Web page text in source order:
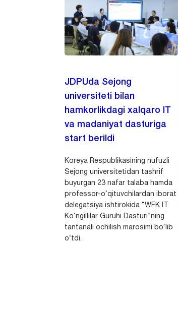
JDPUda Sejong
universiteti bilan
hamkorlikdagi xalqaro IT
va madaniyat dasturiga
start berildi
Koreya Respublikasining nufuzli
Sejong universitetidan tashrif
buyurgan 23 nafar talaba hamda
professor-o‘qituvchilardan iborat
delegatsiya ishtirokida “WFK IT
Ko‘ngillilar Guruhi Dasturi”ning
tantanali ochilish marosimi bo‘lib
o‘tdi.